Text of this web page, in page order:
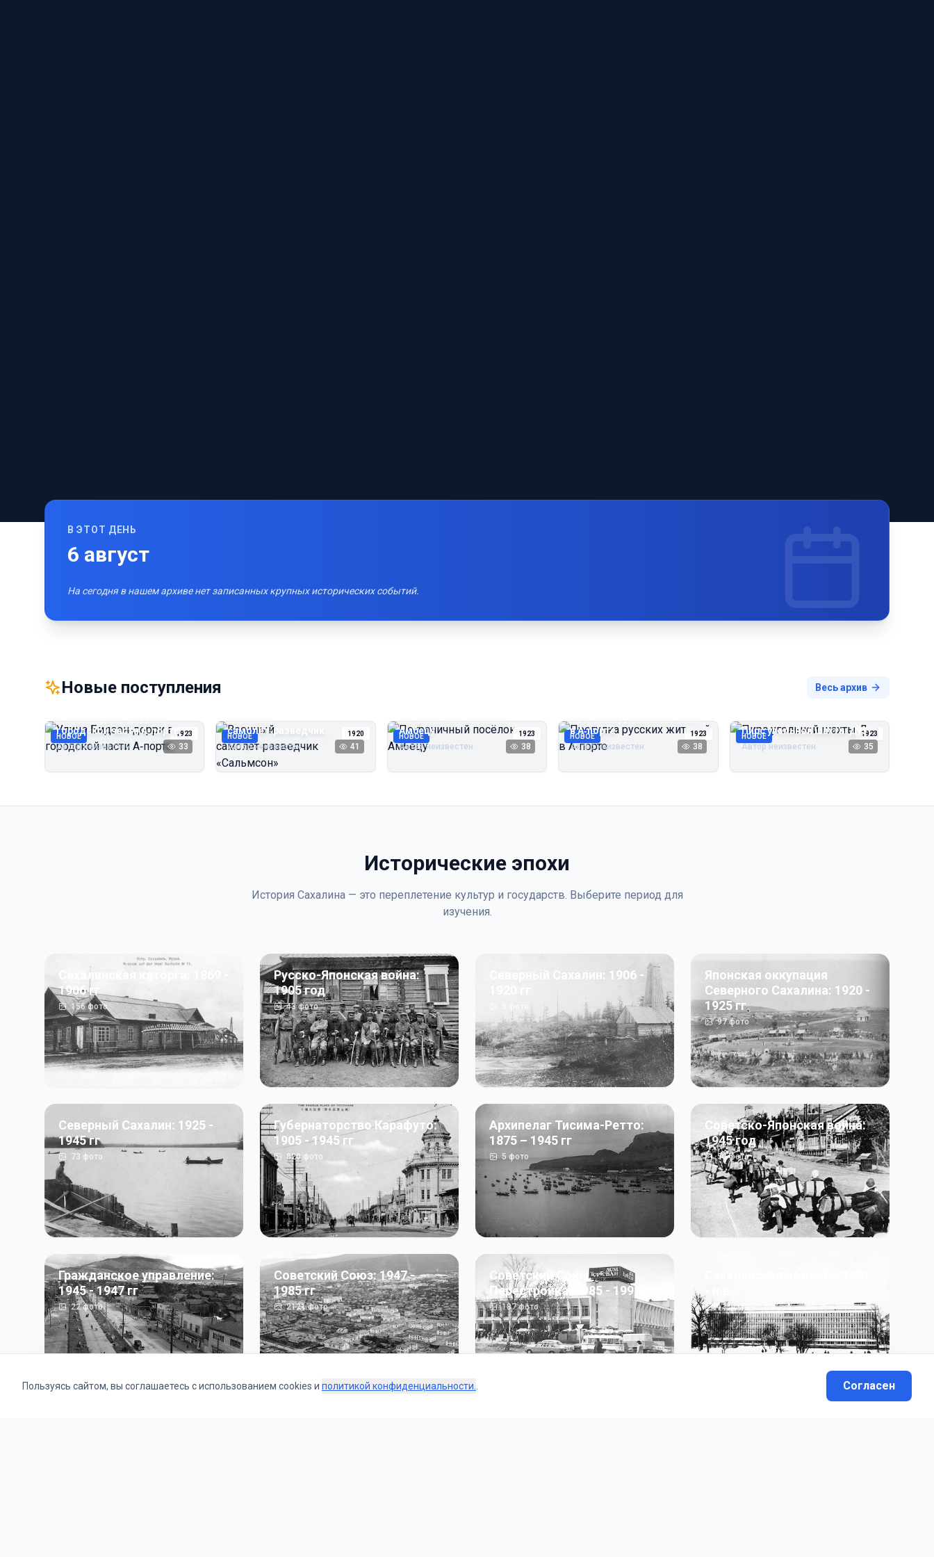
В ЭТОТ ДЕНЬ
6 август
На сегодня в нашем архиве нет записанных крупных исторических событий.
Новые поступления Весь архив
НОВОЕ 1923
Улица Бидзэн‑дорри в
городской части А‑порта
Автор неизвестен 33
НОВОЕ 1920
Военный
самолёт‑разведчик
«Сальмсон»
Автор неизвестен 41
НОВОЕ 1923
Пограничный посёлок
Амбецу
Автор неизвестен 38
НОВОЕ 1923
Прогулка русских жителей
в А‑порте
Автор неизвестен 38
НОВОЕ 1923
Пирс угольной шахты Дуэ
Автор неизвестен 35
Исторические эпохи
История Сахалина — это переплетение культур и государств. Выберите период для
изучения.
Сахалинская каторга: 1869 -
1906 гг
156фото
Русско-Японская война:
1905 год
43фото
Северный Сахалин: 1906 -
Японская оккупация
Северного Сахалина: 1920 -
1925 гг
97фото
Северный Сахалин: 1925 -
1945 гг
73 фото
Губернаторство Карафуто:
1905 - 1945 гг
820фото
Архипелаг Тисима-Ретто:
1875 – 1945 гг
5фото
Советско-Японская война:
1945 год
50фото
Гражданское управление:
1945 - 1947 гг
22фото
Советский Союз: 1947 -
1985 гг
2121фото
Советский Союз.
Перестройка: 1985 - 1991 гг
187фото 13фото
Пользуясь сайтом, вы соглашаетесь с использованием cookies и политикой конфиденциальности. Согласен